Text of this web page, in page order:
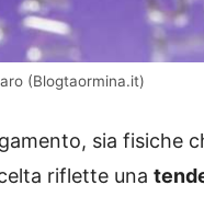
(Blogtaormina.it)
sia fisiche
riflette una